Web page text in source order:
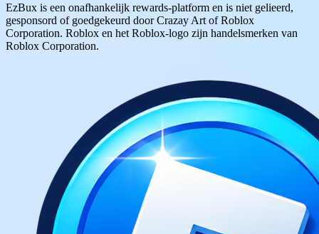
EzBux is een onafhankelijk rewards-platform en is niet gelieerd,
gesponsord of goedgekeurd door Crazay Art of Roblox
Corporation. Roblox en het Roblox-logo zijn handelsmerken van
Roblox Corporation.